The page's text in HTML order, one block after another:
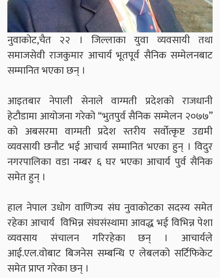
नुवाकोट,चैत २२ । जिल्लाका युवा व्यवसायी तथा
समाजसेवी राजकुमार आचार्य भूतपूर्व सैनिक सम्मेलनबाट
सम्मानित भएका छन् ।
आइतबार नेपाली सेनाले वाग्मती प्रदेशको राजधानी
हेटौडामा आयोजना गरेको “भुतपुर्व सैनिक सम्मेलन २०७७”
को अबसरमा वाग्मती प्रदेश स्तरीय सर्वोत्कृष्ट उद्यमी
व्यवसायी छनौट भई आचार्य सम्मानित भएका हुन् । विदुर
नगरपालिका वडा नम्बर ६ घर भएका आचार्य पुर्व सैनिक
समेत हुन् ।
हाल नेपाल उधोग वाणिज्य संघ नुवाकोटका सदस्य समेत
रहेका आचार्य विभिन्न संघसंस्थामा आवद्ध भई विभिन्न पेशा
व्यवसाय संचालन गरिरहेका छन् । आचार्यले
आई.एल.वोबाट बिजनेस सम्बन्धि ए लेबलको सर्टिफिकेट
समेत प्राप्त गरेका छन् ।